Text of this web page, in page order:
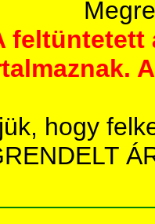
feltüntetett
hogy